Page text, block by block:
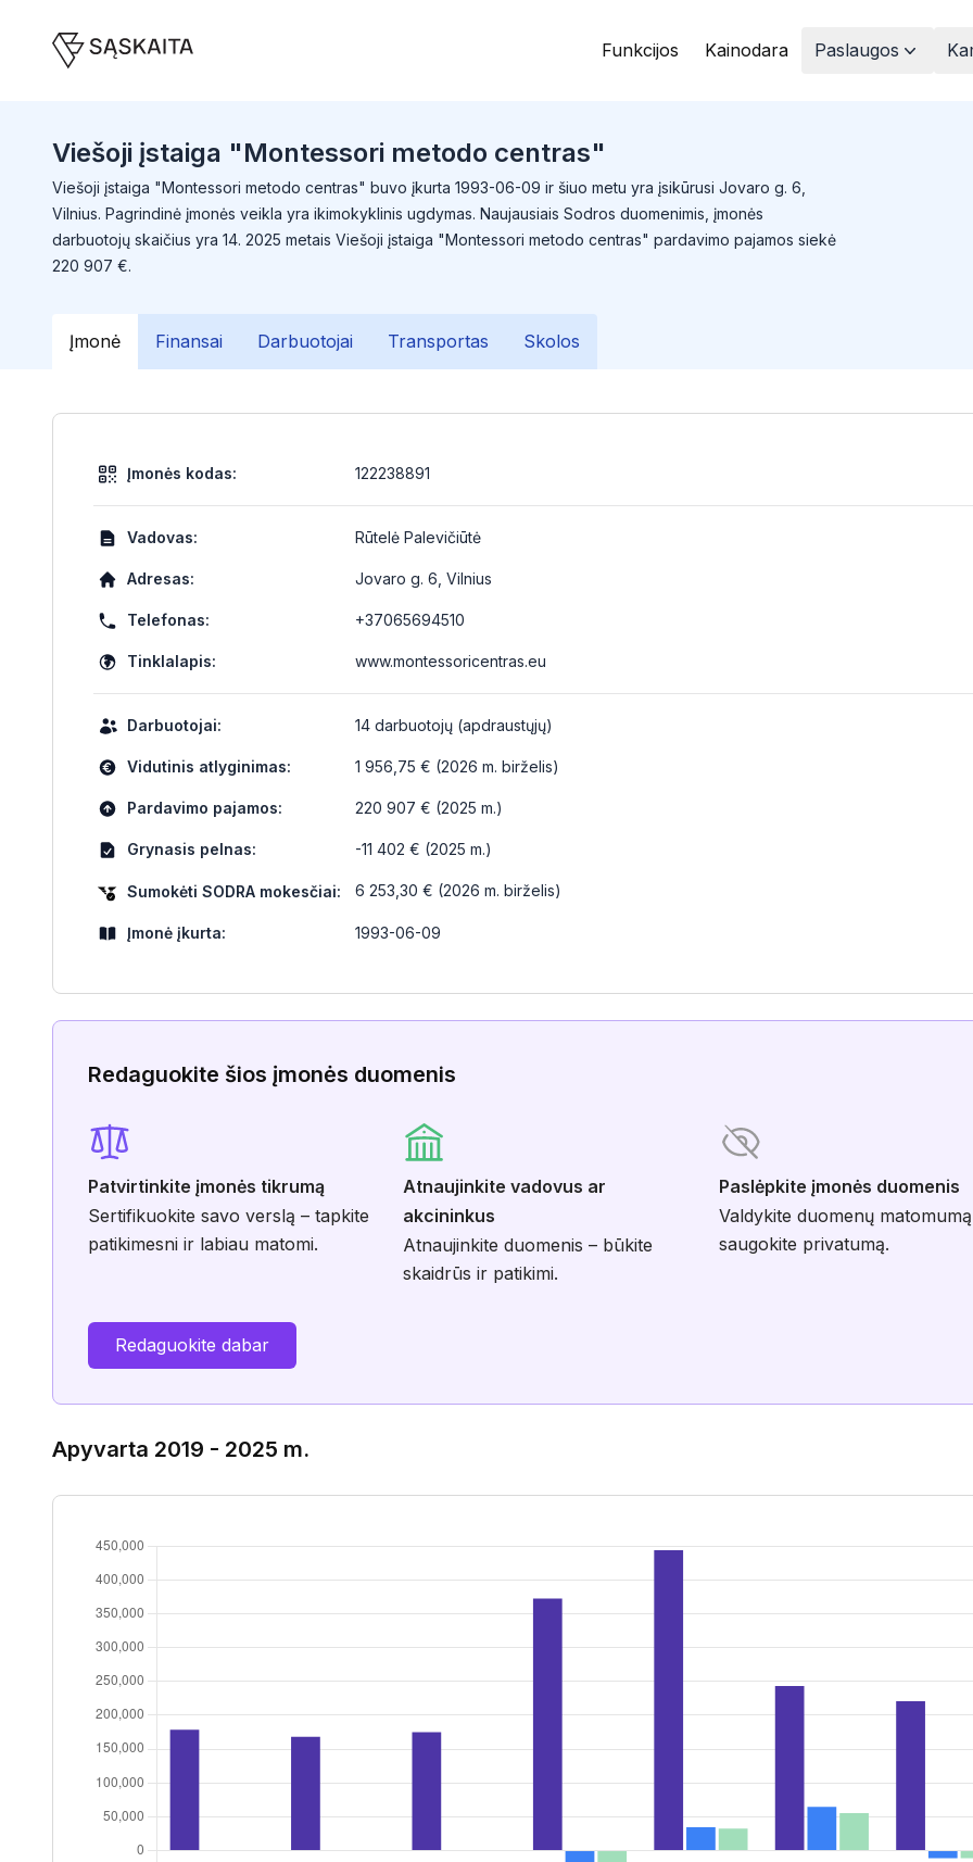
Funkcijos Kainodara Paslaugos
Viešoji įstaiga "Montessori metodo centras"
Viešoji įstaiga "Montessori metodo centras" buvo įkurta 1993-06-09 ir šiuo metu yra įsikūrusi Jovaro g. 6,
Vilnius. Pagrindinė įmonės veikla yra ikimokyklinis ugdymas. Naujausiais Sodros duomenimis, įmonės
darbuotojų skaičius yra 14. 2025 metais Viešoji įstaiga "Montessori metodo centras" pardavimo pajamos siekė
220 907 €.
Įmonė Finansai Darbuotojai Transportas Skolos
Įmonės kodas: 122238891
Vadovas: Rūtelė Palevičiūtė
Adresas: Jovaro g. 6, Vilnius
Telefonas: +37065694510
Tinklalapis: www.montessoricentras.eu
Darbuotojai: 14 darbuotojų (apdraustųjų)
Vidutinis atlyginimas: 1 956,75 € (2026 m. birželis)
Pardavimo pajamos: 220 907 € (2025 m.)
Grynasis pelnas: -11 402 € (2025 m.)
Sumokėti SODRA mokesčiai: 6 253,30 € (2026 m. birželis)
Įmonė įkurta: 1993-06-09
Redaguokite šios įmonės duomenis
Patvirtinkite įmonės tikrumą
Sertifikuokite savo verslą – tapkite
patikimesni ir labiau matomi.
Atnaujinkite vadovus ar
akcininkus
Atnaujinkite duomenis – būkite
skaidrūs ir patikimi.
Paslėpkite įmonės duomenis
Valdykite duomenų
saugokite privatumą.
Redaguokite dabar
Apyvarta 2019 - 2025 m.